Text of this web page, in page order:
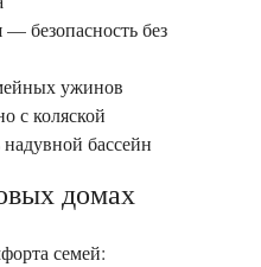
безопасность без
ужинов
с коляской
бассейн
домах
семей: